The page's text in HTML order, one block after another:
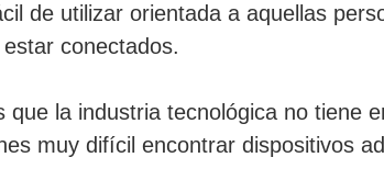
de utilizar orientada a aquellas
conectados.
la industria tecnológica no tiene
muy difícil encontrar dispositivos